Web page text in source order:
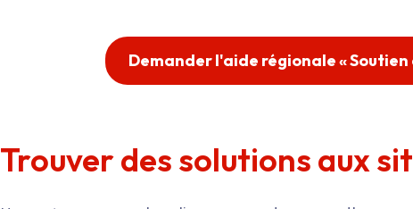
Demander l'aide régionale «
Trouver des solutions aux